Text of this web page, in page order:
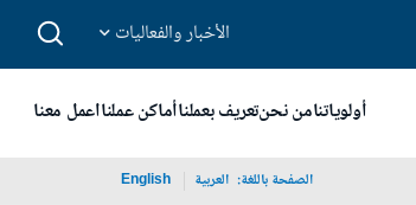
الأخبار والفعاليات
أولوياتنامن نحنتعريف بعملناأماكن عملنااعمل معنا
الصفحة باللغة: العربية English